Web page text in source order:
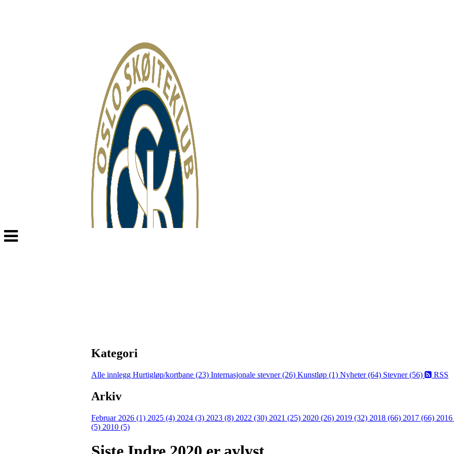
Veksle
navigasjon
Kategori
Alle innlegg Hurtigløp/kortbane (23) Internasjonale stevner (26) Kunstløp (1) Nyheter (64) Stevner (56) RSS
Arkiv
Februar 2026 (1) 2025 (4) 2024 (3) 2023 (8) 2022 (30) 2021 (25) 2020 (26) 2019 (32) 2018 (66) 2017 (66)
(5) 2010 (5)